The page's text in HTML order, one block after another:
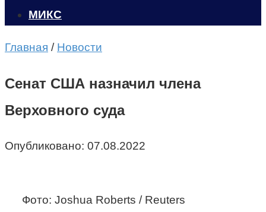
МИКС
Главная / Новости
Сенат США назначил члена
Верховного суда
Опубликовано: 07.08.2022
Фото: Joshua Roberts / Reuters